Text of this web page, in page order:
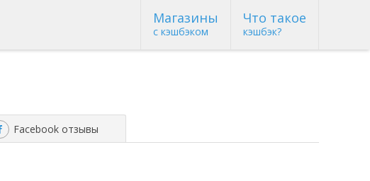
Магазины
с кэшбэком
Что такое
кэшбэк?
Facebook отзывы